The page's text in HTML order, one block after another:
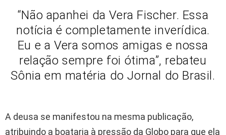
“Não apanhei da Vera Fischer. Essa
notícia é completamente inverídica.
Eu e a Vera somos amigas e nossa
relação sempre foi ótima”, rebateu
Sônia em matéria do Jornal do Brasil.
A deusa se manifestou na mesma publicação,
atribuindo a boataria à pressão da Globo para que ela